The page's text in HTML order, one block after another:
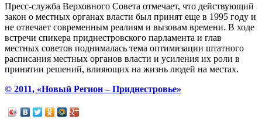
Пресс-служба Верховного Совета отмечает, что действующий
закон о местных органах власти был принят еще в 1995 году и
не отвечает современным реалиям и вызовам времени. В ходе
встречи спикера приднестровского парламента и глав
местных советов поднималась тема оптимизации штатного
расписания местных органов власти и усиления их роли в
принятии решений, влияющих на жизнь людей на местах.
© 2011, «Новый Регион – Приднестровье»